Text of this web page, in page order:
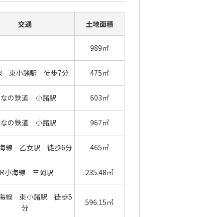
交通 土地面積
989㎡
東小諸駅 徒歩7分 475㎡
なの鉄道 小諸駅 603㎡
なの鉄道 小諸駅 967㎡
海線 乙女駅 徒歩6分 465㎡
小海線 三岡駅 235.48㎡
海線 東小諸駅 徒歩5
分
596.15㎡